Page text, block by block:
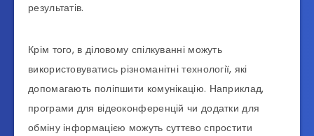
результатів.
Крім того, в діловому спілкуванні можуть
використовуватись різноманітні технології, які
допомагають поліпшити комунікацію. Наприклад,
програми для відеоконференцій чи додатки для
обміну інформацією можуть суттєво спростити